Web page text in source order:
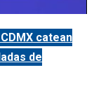
catean
de